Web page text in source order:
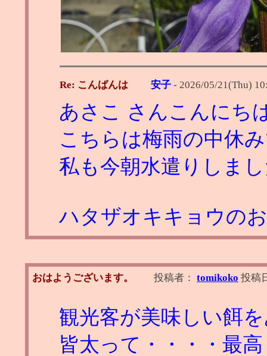
Re: こんばんは 安子 - 2026/05/21(Thu)
あさこ さんこんにち
こちらは梅雨の中休
私も今朝水遣りしま
ハタザオキキョウの
おはようございます。 投稿者： tomikoko 投稿
観光客が美味しい餌
皆太って・・・・最高